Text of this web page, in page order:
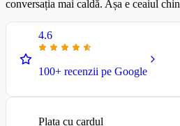
conversația mai caldă. Așa e ceaiul
4.6
100+ recenzii pe Google
Plata cu cardul